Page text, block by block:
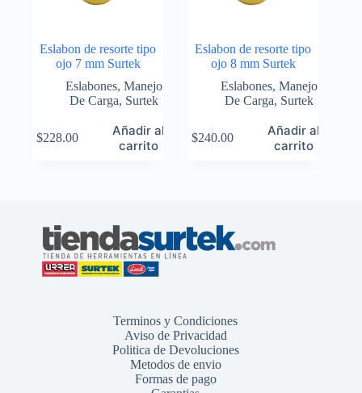
Eslabon de resorte tipo
ojo 7 mm Surtek
Eslabones,Manejo
De Carga, Surtek
$228.00
Añadir al
carrito
Eslabon de resorte tipo
ojo 8 mm Surtek
Eslabones,Manejo
De Carga, Surtek
$240.00
Añadir al
carrito
Terminos y Condiciones
Aviso de Privacidad
Politica de Devoluciones
Metodos de envio
Formas de pago